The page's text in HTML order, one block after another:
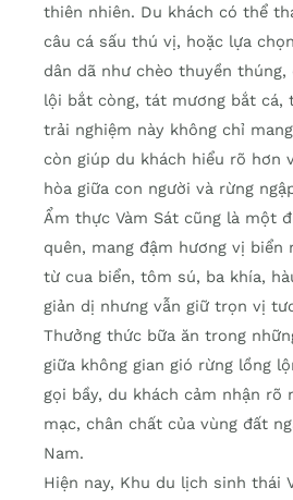
thiên nhiên. Du khách có thể
câu cá sấu thú vị, hoặc lựa
dân dã như chèo thuyền thúng,
lội bắt còng, tát mương bắt cá,
trải nghiệm này không chỉ
còn giúp du khách hiểu rõ hơn
hòa giữa con người và rừng
Ẩm thực Vàm Sát cũng là một
quên, mang đậm hương vị biển
từ cua biển, tôm sú, ba khía,
giản dị nhưng vẫn giữ trọn vị
Thưởng thức bữa ăn trong
giữa không gian gió rừng lồng
gọi bầy, du khách cảm nhận rõ
mạc, chân chất của vùng đất
Nam.
Hiện nay, Khu du lịch sinh thái